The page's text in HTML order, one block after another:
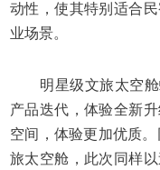
动性，使其特别适合
业场景。
明星级文旅太空舱
产品迭代，体验全新
空间，体验更加优质
旅太空舱，此次同样